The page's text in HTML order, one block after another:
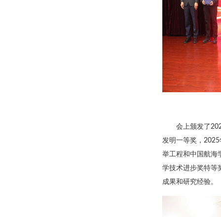
会上颁发了
发明一等奖，
举工程和中国航海
学技术进步奖特等
成果和研究经验。